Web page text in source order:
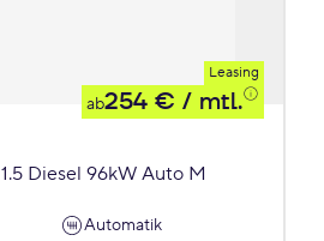
Leasing
ab254 € / mtl.
1.5 Diesel 96kW Auto M
Automatik